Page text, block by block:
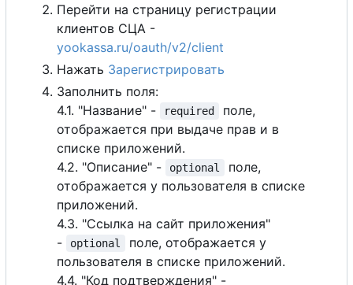
Перейти на страницу регистрации
клиентов СЦА -
yookassa.ru/oauth/v2/client
Нажать Зарегистрировать
Заполнить поля:
4.1. "Название" -
required
поле,
отображается при выдаче прав и в
списке приложений.
4.2. "Описание" -
optional
поле,
отображается у пользователя в списке
приложений.
4.3. "Ссылка на сайт приложения"
-
optional
поле, отображается у
пользователя в списке приложений.
4.4. "Код подтверждения" -